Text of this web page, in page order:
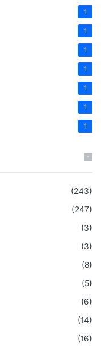
1
1
1
1
1
1
1
(243)
(247)
(3)
(3)
(8)
(5)
(6)
(14)
(16)